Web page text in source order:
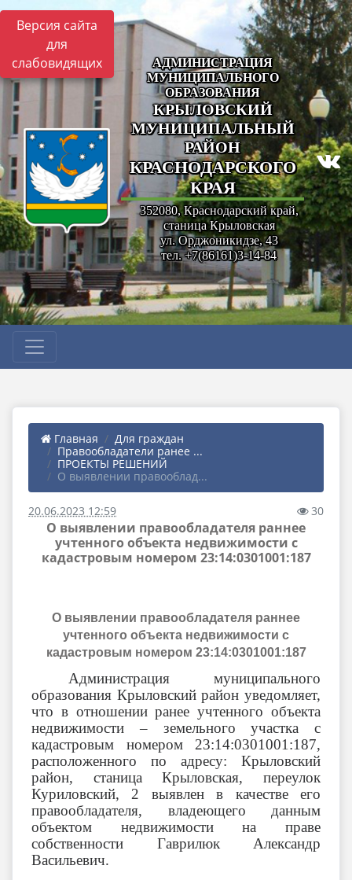
Версия сайта
для
слабовидящих
АДМИНИСТРАЦИЯ
МУНИЦИПАЛЬНОГО
ОБРАЗОВАНИЯ
КРЫЛОВСКИЙ
МУНИЦИПАЛЬНЫЙ
РАЙОН
КРАСНОДАРСКОГО
КРАЯ
352080, Краснодарский край,
станица Крыловская
ул. Орджоникидзе, 43
тел. +7(86161)3-14-84
Главная
Для граждан
Правообладатели ранее ...
ПРОЕКТЫ РЕШЕНИЙ
О выявлении правооблад...
20.06.2023 12:59 30
О выявлении правообладателя раннее
учтенного объекта недвижимости с
кадастровым номером 23:14:0301001:187
О выявлении правообладателя раннее
учтенного объекта недвижимости с
кадастровым номером 23:14:0301001:187
Администрация муниципального
образования Крыловский район уведомляет,
что в отношении ранее учтенного объекта
недвижимости – земельного участка с
кадастровым номером 23:14:0301001:187,
расположенного по адресу: Крыловский
район, станица Крыловская, переулок
Куриловский, 2 выявлен в качестве его
правообладателя, владеющего данным
объектом недвижимости на праве
собственности Гаврилюк Александр
Васильевич.